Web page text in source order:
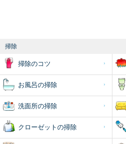
掃除
掃除のコツ
お風呂の掃除
洗面所の掃除
クローゼットの掃除